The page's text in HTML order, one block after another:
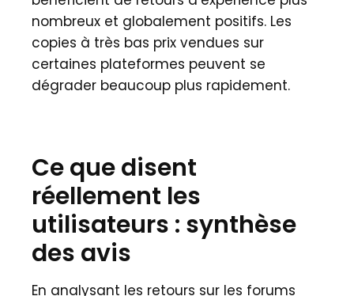
nombreux et globalement positifs. Les
copies à très bas prix vendues sur
certaines plateformes peuvent se
dégrader beaucoup plus rapidement.
Ce que disent
réellement les
utilisateurs : synthèse
des avis
En analysant les retours sur les forums